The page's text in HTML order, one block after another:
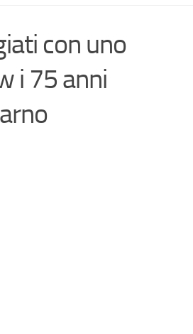
con uno
i 75 anni